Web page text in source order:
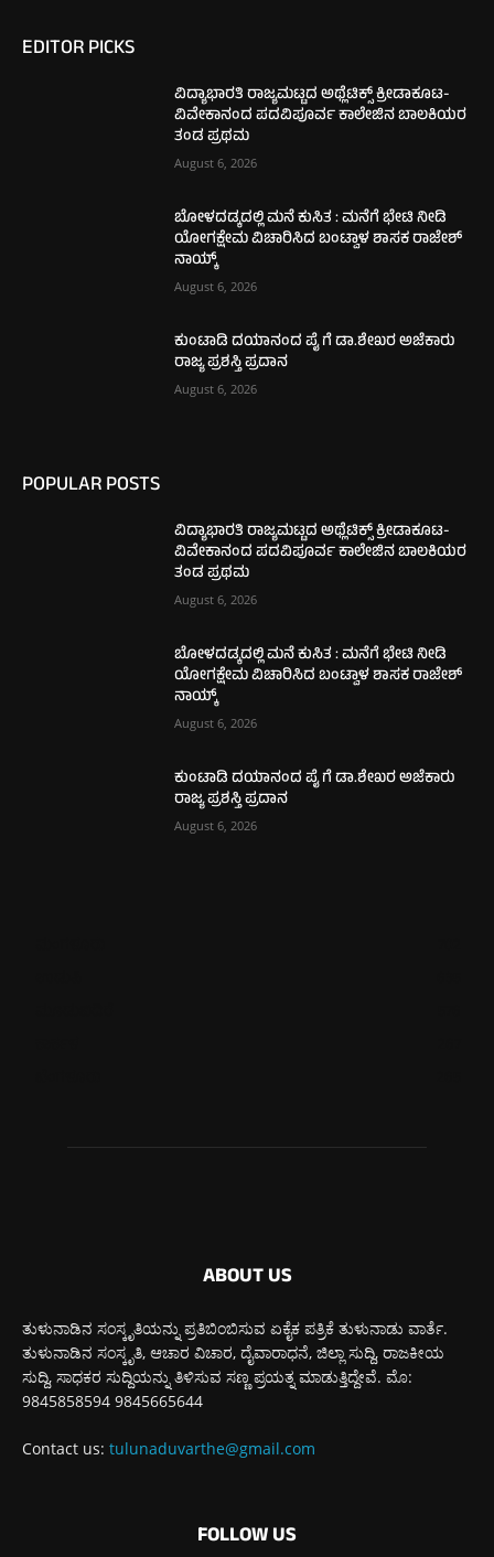
EDITOR PICKS
ವಿದ್ಯಾಭಾರತಿ ರಾಜ್ಯಮಟ್ಟದ ಅಥ್ಲೆಟಿಕ್ಸ್ ಕ್ರೀಡಾಕೂಟ-
ವಿವೇಕಾನಂದ ಪದವಿಪೂರ್ವ ಕಾಲೇಜಿನ ಬಾಲಕಿಯರ
ತಂಡ ಪ್ರಥಮ
August 6, 2026
ಬೋಳದಡ್ಕದಲ್ಲಿ ಮನೆ ಕುಸಿತ : ಮನೆಗೆ ಭೇಟಿ ನೀಡಿ
ಯೋಗಕ್ಷೇಮ ವಿಚಾರಿಸಿದ ಬಂಟ್ವಾಳ ಶಾಸಕ ರಾಜೇಶ್
ನಾಯ್ಕ್
August 6, 2026
ಕುಂಟಾಡಿ ದಯಾನಂದ ಪೈ ಗೆ ಡಾ.ಶೇಖರ ಅಜೆಕಾರು
ರಾಜ್ಯ ಪ್ರಶಸ್ತಿ ಪ್ರದಾನ
August 6, 2026
POPULAR POSTS
ವಿದ್ಯಾಭಾರತಿ ರಾಜ್ಯಮಟ್ಟದ ಅಥ್ಲೆಟಿಕ್ಸ್ ಕ್ರೀಡಾಕೂಟ-
ವಿವೇಕಾನಂದ ಪದವಿಪೂರ್ವ ಕಾಲೇಜಿನ ಬಾಲಕಿಯರ
ತಂಡ ಪ್ರಥಮ
August 6, 2026
ಬೋಳದಡ್ಕದಲ್ಲಿ ಮನೆ ಕುಸಿತ : ಮನೆಗೆ ಭೇಟಿ ನೀಡಿ
ಯೋಗಕ್ಷೇಮ ವಿಚಾರಿಸಿದ ಬಂಟ್ವಾಳ ಶಾಸಕ ರಾಜೇಶ್
ನಾಯ್ಕ್
August 6, 2026
ಕುಂಟಾಡಿ ದಯಾನಂದ ಪೈ ಗೆ ಡಾ.ಶೇಖರ ಅಜೆಕಾರು
ರಾಜ್ಯ ಪ್ರಶಸ್ತಿ ಪ್ರದಾನ
August 6, 2026
ABOUT US
ತುಳುನಾಡಿನ ಸಂಸ್ಕೃತಿಯನ್ನು ಪ್ರತಿಬಿಂಬಿಸುವ ಏಕೈಕ ಪತ್ರಿಕೆ ತುಳುನಾಡು ವಾರ್ತೆ.
ತುಳುನಾಡಿನ ಸಂಸ್ಕೃತಿ, ಆಚಾರ ವಿಚಾರ, ದೈವಾರಾಧನೆ, ಜಿಲ್ಲಾ ಸುದ್ದಿ, ರಾಜಕೀಯ
ಸುದ್ದಿ, ಸಾಧಕರ ಸುದ್ದಿಯನ್ನು ತಿಳಿಸುವ ಸಣ್ಣ ಪ್ರಯತ್ನ ಮಾಡುತ್ತಿದ್ದೇವೆ. ಮೊ:
9845858594 9845665644
Contact us: tulunaduvarthe@gmail.com
FOLLOW US